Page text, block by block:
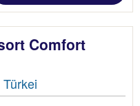
Comfort